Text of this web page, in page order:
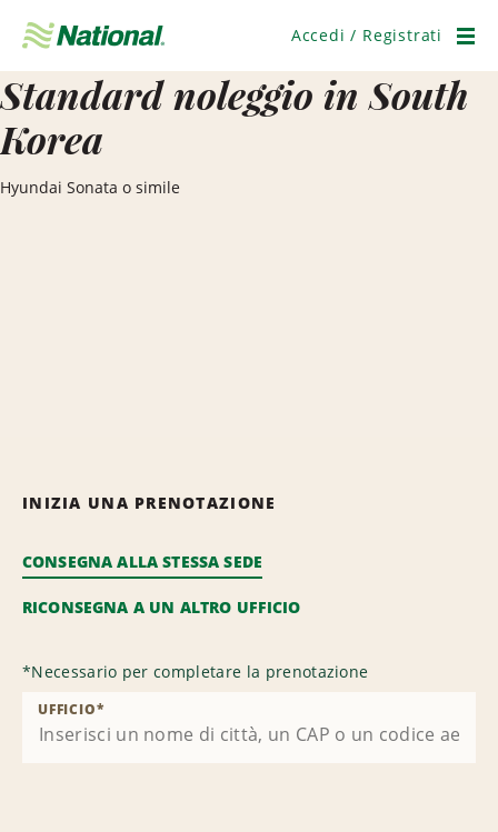
navigazione
Accedi / Registrati
Standard noleggio in South
Korea
Hyundai Sonata o simile
INIZIA UNA PRENOTAZIONE
CONSEGNA ALLA STESSA SEDE
RICONSEGNA A UN ALTRO UFFICIO
*Necessario per completare la prenotazione
UFFICIO*